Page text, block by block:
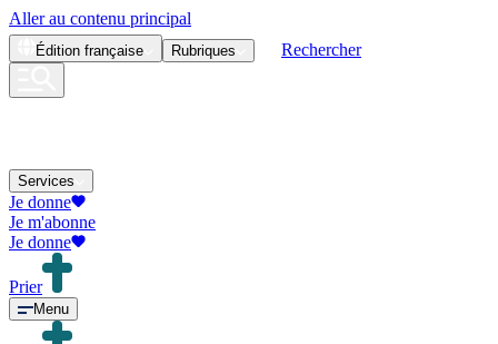
Aller au contenu principal
Édition française Rubriques Rechercher
Services
Je donne
Je m'abonne
Je donne
Prier
Menu